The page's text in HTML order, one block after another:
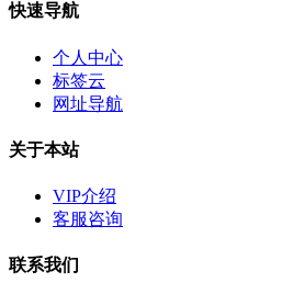
快速导航
个人中心
标签云
网址导航
关于本站
VIP介绍
客服咨询
联系我们